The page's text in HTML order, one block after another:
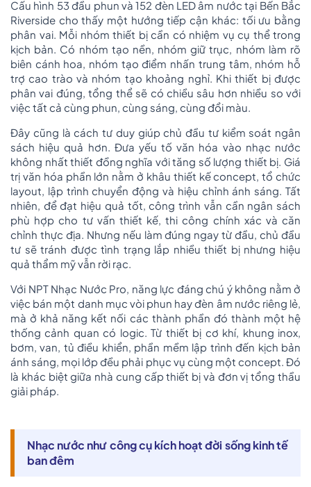
Cấu hình 53 đầu phun và 152 đèn LED âm nước tại Bến Bắc
Riverside cho thấy một hướng tiếp cận khác: tối ưu bằng
phân vai. Mỗi nhóm thiết bị cần có nhiệm vụ cụ thể trong
kịch bản. Có nhóm tạo nền, nhóm giữ trục, nhóm làm rõ
biên cánh hoa, nhóm tạo điểm nhấn trung tâm, nhóm hỗ
trợ cao trào và nhóm tạo khoảng nghỉ. Khi thiết bị được
phân vai đúng, tổng thể sẽ có chiều sâu hơn nhiều so với
việc tất cả cùng phun, cùng sáng, cùng đổi màu.
Đây cũng là cách tư duy giúp chủ đầu tư kiểm soát ngân
sách hiệu quả hơn. Đưa yếu tố văn hóa vào nhạc nước
không nhất thiết đồng nghĩa với tăng số lượng thiết bị. Giá
trị văn hóa phần lớn nằm ở khâu thiết kế concept, tổ chức
layout, lập trình chuyển động và hiệu chỉnh ánh sáng. Tất
nhiên, để đạt hiệu quả tốt, công trình vẫn cần ngân sách
phù hợp cho tư vấn thiết kế, thi công chính xác và căn
chỉnh thực địa. Nhưng nếu làm đúng ngay từ đầu, chủ đầu
tư sẽ tránh được tình trạng lắp nhiều thiết bị nhưng hiệu
quả thẩm mỹ vẫn rời rạc.
Với NPT Nhạc Nước Pro, năng lực đáng chú ý không nằm ở
việc bán một danh mục vòi phun hay đèn âm nước riêng lẻ,
mà ở khả năng kết nối các thành phần đó thành một hệ
thống cảnh quan có logic. Từ thiết bị cơ khí, khung inox,
bơm, van, tủ điều khiển, phần mềm lập trình đến kịch bản
ánh sáng, mọi lớp đều phải phục vụ cùng một concept. Đó
là khác biệt giữa nhà cung cấp thiết bị và đơn vị tổng thầu
giải pháp.
Nhạc nước như công cụ kích hoạt đời sống kinh tế
ban đêm